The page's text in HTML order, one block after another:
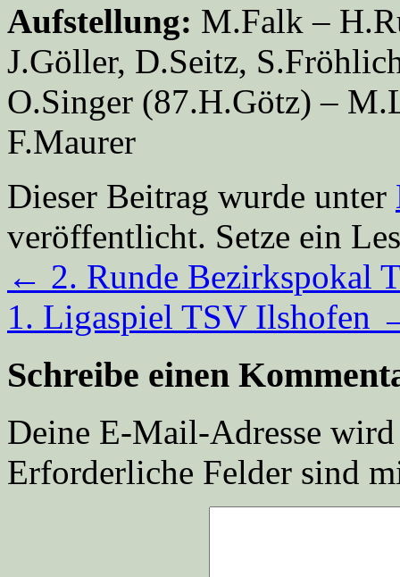
Aufstellung: M.Falk –
J.Göller, D.Seitz,
O.Singer (87.H.Götz) –
F.Maurer
Dieser Beitrag wurde unter
veröffentlicht. Setze ein
← 2. Runde Bezirkspokal
1. Ligaspiel TSV Ilshofen
Schreibe einen
Deine E-Mail-Adresse
Erforderliche Felder sind